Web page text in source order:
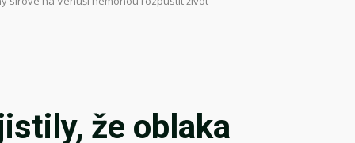
že oblaka